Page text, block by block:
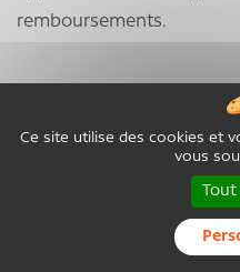
remboursements.
Quand et
Les procédures
sont plus complexes que
il convient donc de s’y
Ce site utilise des cookies et
vous